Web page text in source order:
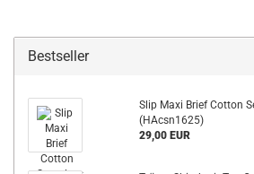
Bestseller
Slip Maxi Brief Cotton
(HAcsn1625)
29,00 EUR